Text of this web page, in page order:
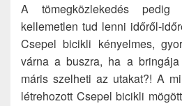
A tömegközlekedés
kellemetlen tud lenni időről-
Csepel bicikli kényelmes,
várna a buszra, ha a bringája
máris szelheti az utakat?! A
létrehozott Csepel bicikli